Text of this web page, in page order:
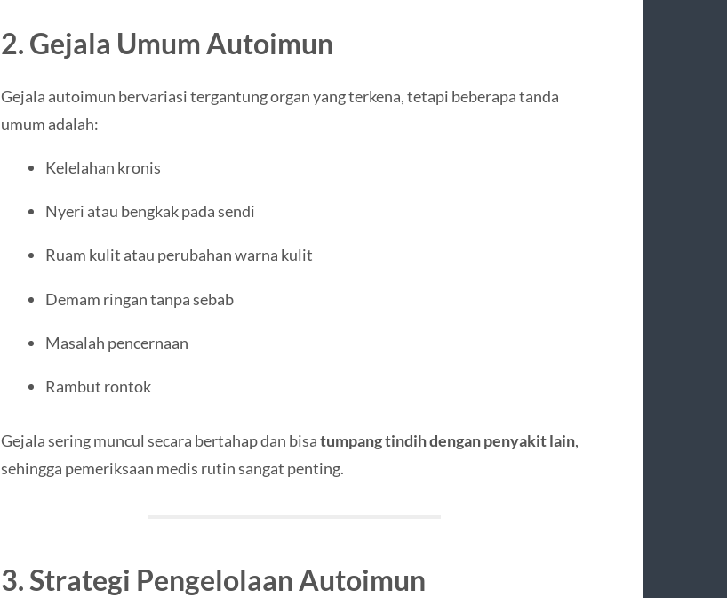
2. Gejala Umum Autoimun
Gejala autoimun bervariasi tergantung organ yang terkena, tetapi beberapa tanda
umum adalah:
Kelelahan kronis
Nyeri atau bengkak pada sendi
Ruam kulit atau perubahan warna kulit
Demam ringan tanpa sebab
Masalah pencernaan
Rambut rontok
Gejala sering muncul secara bertahap dan bisatumpang tindih dengan penyakit lain,
sehingga pemeriksaan medis rutin sangat penting.
3. Strategi Pengelolaan Autoimun